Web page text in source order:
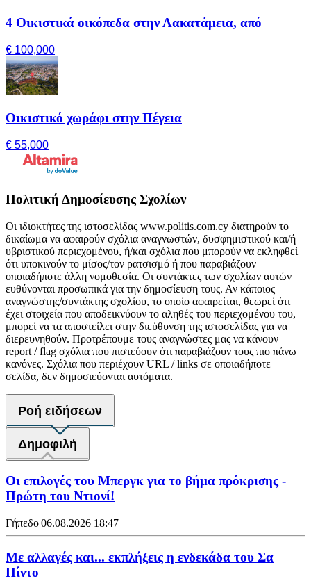
4 Οικιστικά οικόπεδα στην Λακατάμεια, από
€ 100,000
Οικιστικό χωράφι στην Πέγεια
€ 55,000
Πολιτική Δημοσίευσης Σχολίων
Οι ιδιοκτήτες της ιστοσελίδας www.politis.com.cy διατηρούν το
δικαίωμα να αφαιρούν σχόλια αναγνωστών, δυσφημιστικού και/ή
υβριστικού περιεχομένου, ή/και σχόλια που μπορούν να εκληφθεί
ότι υποκινούν το μίσος/τον ρατσισμό ή που παραβιάζουν
οποιαδήποτε άλλη νομοθεσία. Οι συντάκτες των σχολίων αυτών
ευθύνονται προσωπικά για την δημοσίευση τους. Αν κάποιος
αναγνώστης/συντάκτης σχολίου, το οποίο αφαιρείται, θεωρεί ότι
έχει στοιχεία που αποδεικνύουν το αληθές του περιεχομένου του,
μπορεί να τα αποστείλει στην διεύθυνση της ιστοσελίδας για να
διερευνηθούν. Προτρέπουμε τους αναγνώστες μας να κάνουν
report / flag σχόλια που πιστεύουν ότι παραβιάζουν τους πιο πάνω
κανόνες. Σχόλια που περιέχουν URL / links σε οποιαδήποτε
σελίδα, δεν δημοσιεύονται αυτόματα.
Ροή ειδήσεων
Δημοφιλή
Οι επιλογές του Μπεργκ για το βήμα πρόκρισης -
Πρώτη του Ντιονί!
Γήπεδο|06.08.2026 18:47
Με αλλαγές και... εκπλήξεις η ενδεκάδα του Σα
Πίντο